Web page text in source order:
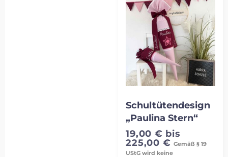
Schultütendesign
„Paulina Stern“
19,00 € bis
225,00 € Gemäß § 19
UStG wird keine